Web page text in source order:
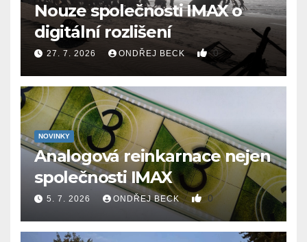
Nouze společnosti IMAX o
digitální rozlišení
27. 7. 2026 ONDŘEJ BECK 0
NOVINKY
Analogová reinkarnace nejen
společnosti IMAX
5. 7. 2026 ONDŘEJ BECK 0